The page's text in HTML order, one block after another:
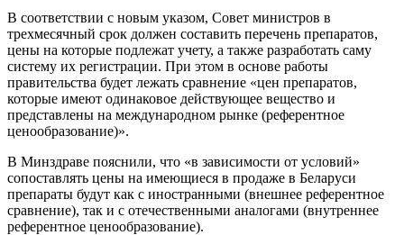
В соответствии с новым указом, Совет министров в
трехмесячный срок должен составить перечень препаратов,
цены на которые подлежат учету, а также разработать саму
систему их регистрации. При этом в основе работы
правительства будет лежать сравнение «цен препаратов,
которые имеют одинаковое действующее вещество и
представлены на международном рынке (референтное
ценообразование)».
В Минздраве пояснили, что «в зависимости от условий»
сопоставлять цены на имеющиеся в продаже в Беларуси
препараты будут как с иностранными (внешнее референтное
сравнение), так и с отечественными аналогами (внутреннее
референтное ценообразование).